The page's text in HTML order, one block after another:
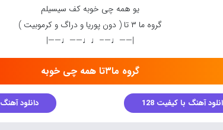
یو همه چی خوبه کف سیسیلم
گروه ما ۳ تا ( دون پوریا و دراگ و کرموبیت )
|——♩—–♩♩——♩——|
گروه ما۳تا همه چی خوبه
آهنگ با کیفیت 128 دانلود آهنگ